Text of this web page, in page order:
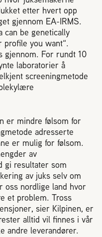
etter hvert opp
gjennom EA-IRMS.
can be genetically
profile you want“.
gjennom. For rundt 10
laboratorier å
screeningmetode
er mindre følsom for
adresserte
er mulig for følsom.
av
gi resultater som
av juks selv om
nordlige land hvor
et problem. Tross
sier Kilpinen, er
alltid vil finnes i vår
andre leverandører.